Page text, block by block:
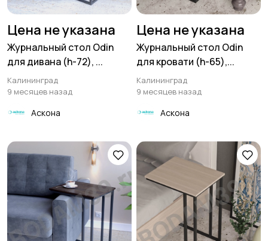
Цена не указана
Журнальный стол Odin
для дивана (h-72), ...
Калининград
9 месяцев назад
Аскона
Цена не указана
Журнальный стол Odin
для кровати (h-65),...
Калининград
9 месяцев назад
Аскона